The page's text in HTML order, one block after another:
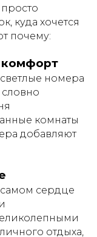
куда хочется
почему:
комфорт
номера
комнаты
добавляют
сердце
отдыха,